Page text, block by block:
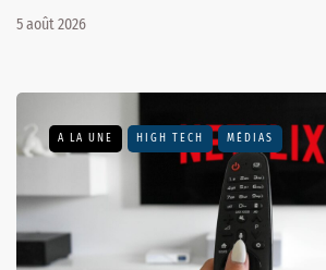
5 août 2026
A LA UNE HIGH TECH MÉDIAS